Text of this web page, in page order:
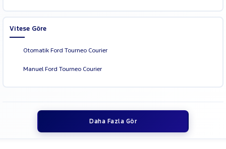
Vitese Göre
Otomatik Ford Tourneo Courier
Manuel Ford Tourneo Courier
Daha Fazla Gör